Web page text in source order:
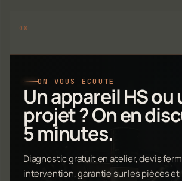
ON VOUS ÉCOUTE
Un appareil HS ou
projet ? On en
5 minutes.
Diagnostic gratuit en atelier, devis
intervention, garantie sur les pièces et